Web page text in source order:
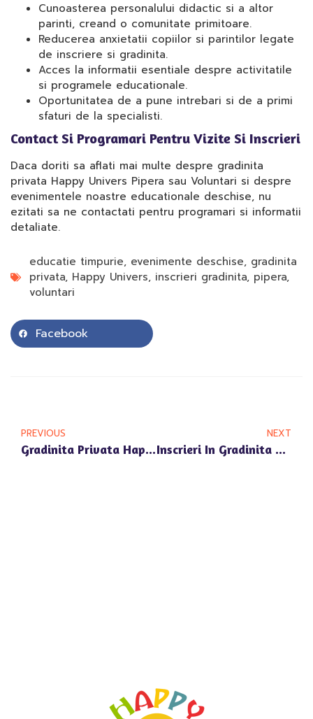
Cunoasterea personalului didactic si a altor
parinti, creand o comunitate primitoare.
Reducerea anxietatii copiilor si parintilor legate
de inscriere si gradinita.
Acces la informatii esentiale despre activitatile
si programele educationale.
Oportunitatea de a pune intrebari si de a primi
sfaturi de la specialisti.
Contact Si Programari Pentru Vizite Si Inscrieri
Daca doriti sa aflati mai multe despre gradinita
privata Happy Univers Pipera sau Voluntari si despre
evenimentele noastre educationale deschise, nu
ezitati sa ne contactati pentru programari si informatii
detaliate.
educatie timpurie, evenimente deschise, gradinita
privata, Happy Univers, inscrieri gradinita, pipera,
voluntari
Facebook
PREVIOUS
Gradinita Privata Happy Univers Voluntari: Cum Incurajam Exprimarea Libera A Copiilor
NEXT
Inscrieri In Gradinita Privata Happy Univers Voluntari: Termene Limita Si Proceduri